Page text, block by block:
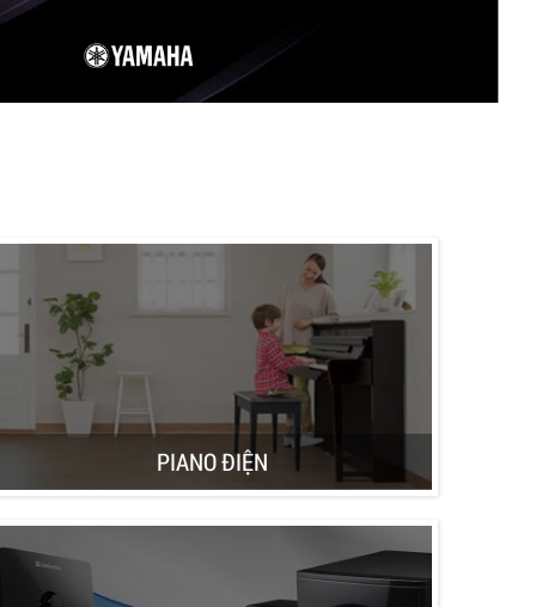
PIANO ĐIỆN